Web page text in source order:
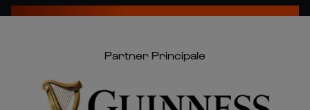
Partner Principale